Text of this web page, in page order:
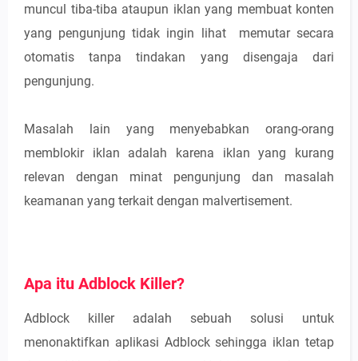
muncul tiba-tiba ataupun iklan yang membuat konten
yang pengunjung tidak ingin lihat memutar secara
otomatis tanpa tindakan yang disengaja dari
pengunjung.
Masalah lain yang menyebabkan orang-orang
memblokir iklan adalah karena iklan yang kurang
relevan dengan minat pengunjung dan masalah
keamanan yang terkait dengan malvertisement.
Apa itu Adblock Killer?
Adblock killer adalah sebuah solusi untuk
menonaktifkan aplikasi Adblock sehingga iklan tetap